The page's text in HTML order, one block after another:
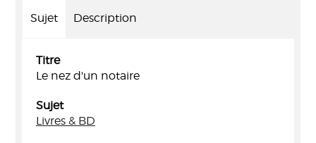
Sujet Description
Titre
Le nez d'un notaire
Sujet
Livres & BD